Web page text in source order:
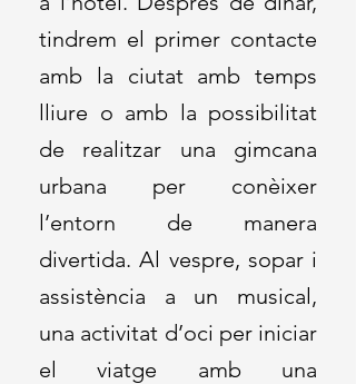
tindrem el primer contacte
amb la ciutat amb temps
lliure o amb la possibilitat
de realitzar una gimcana
urbana per conèixer
l’entorn de manera
divertida. Al vespre, sopar i
assistència a un musical,
una activitat d’oci per iniciar
el viatge amb una